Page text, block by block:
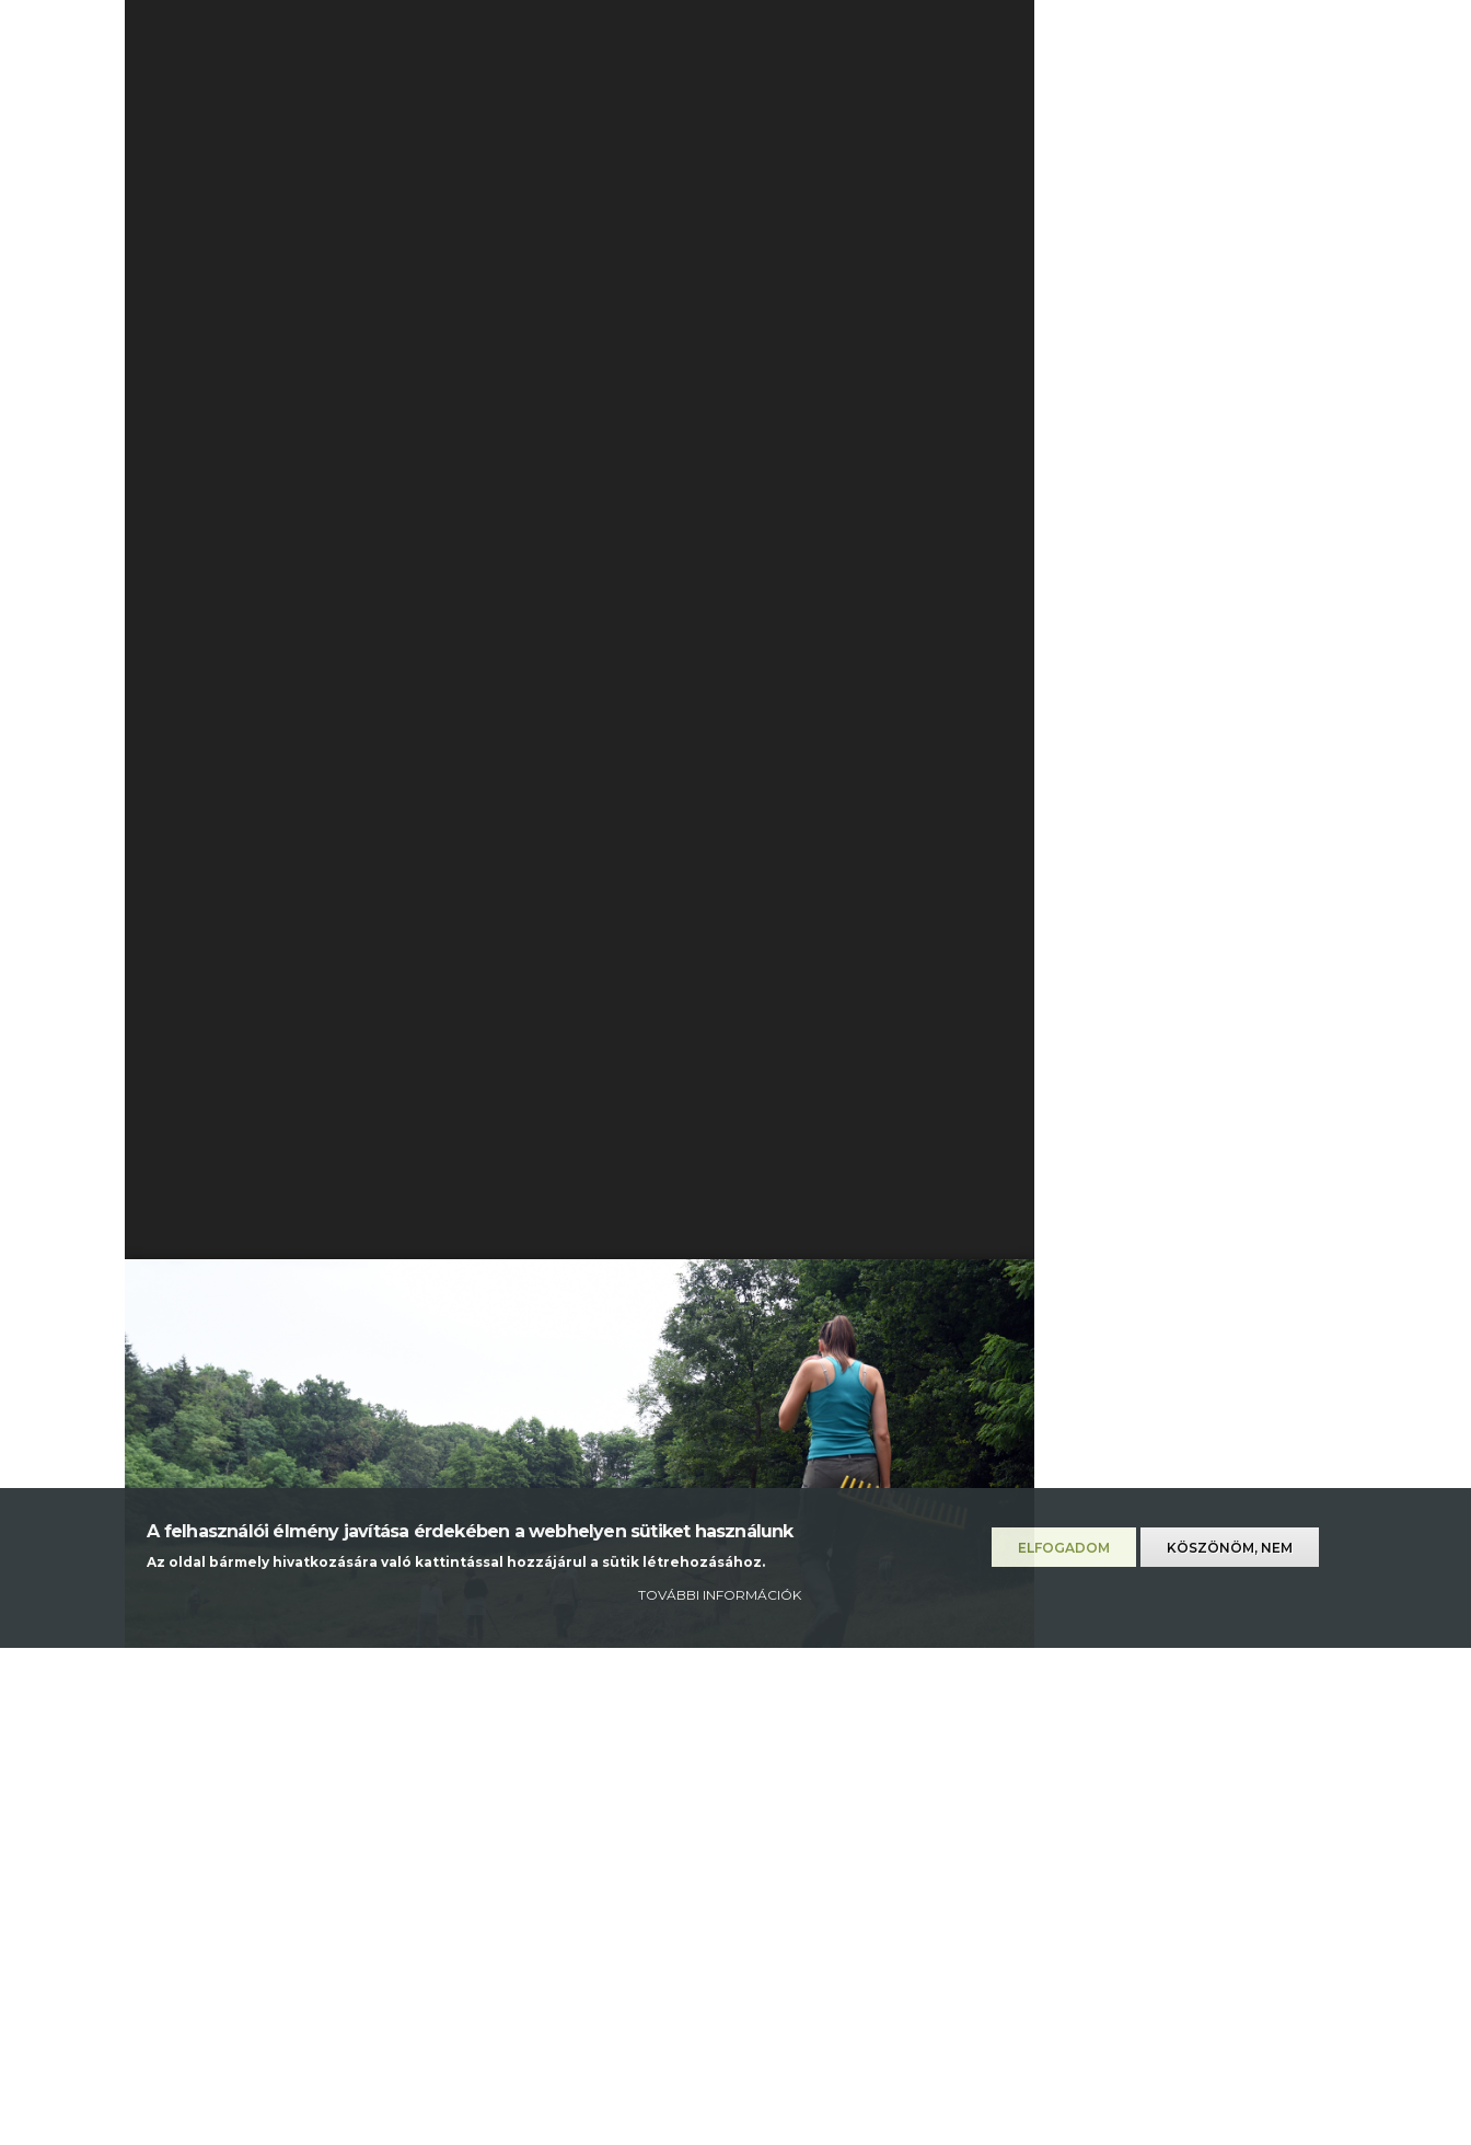
A felhasználói élmény javítása érdekében a webhelyen sütiket használunk
Az oldal bármely hivatkozására való kattintással hozzájárul a sütik létrehozásához.
TOVÁBBI INFORMÁCIÓK
ELFOGADOM KÖSZÖNÖM, NEM